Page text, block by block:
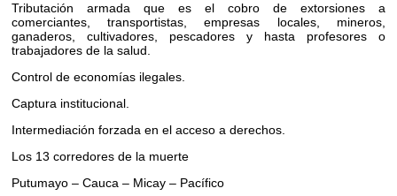
Tributación armada que es el cobro de extorsiones a
comerciantes, transportistas, empresas locales, mineros,
ganaderos, cultivadores, pescadores y hasta profesores o
trabajadores de la salud.
Control de economías ilegales.
Captura institucional.
Intermediación forzada en el acceso a derechos.
Los 13 corredores de la muerte
Putumayo – Cauca – Micay – Pacífico